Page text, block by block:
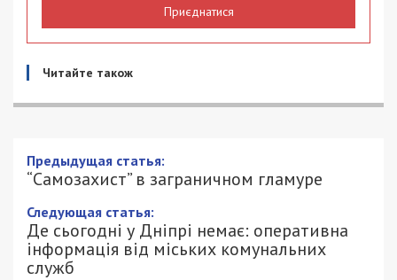
Приєднатися
Читайте також
Предыдущая статья:
“Самозахист” в заграничном гламуре
Следующая статья:
Де сьогодні у Дніпрі немає: оперативна
інформація від міських комунальних
служб